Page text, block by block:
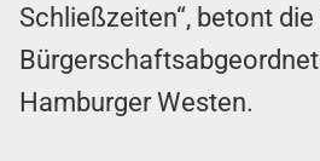
Schließzeiten“, betont die
Hamburger Westen.